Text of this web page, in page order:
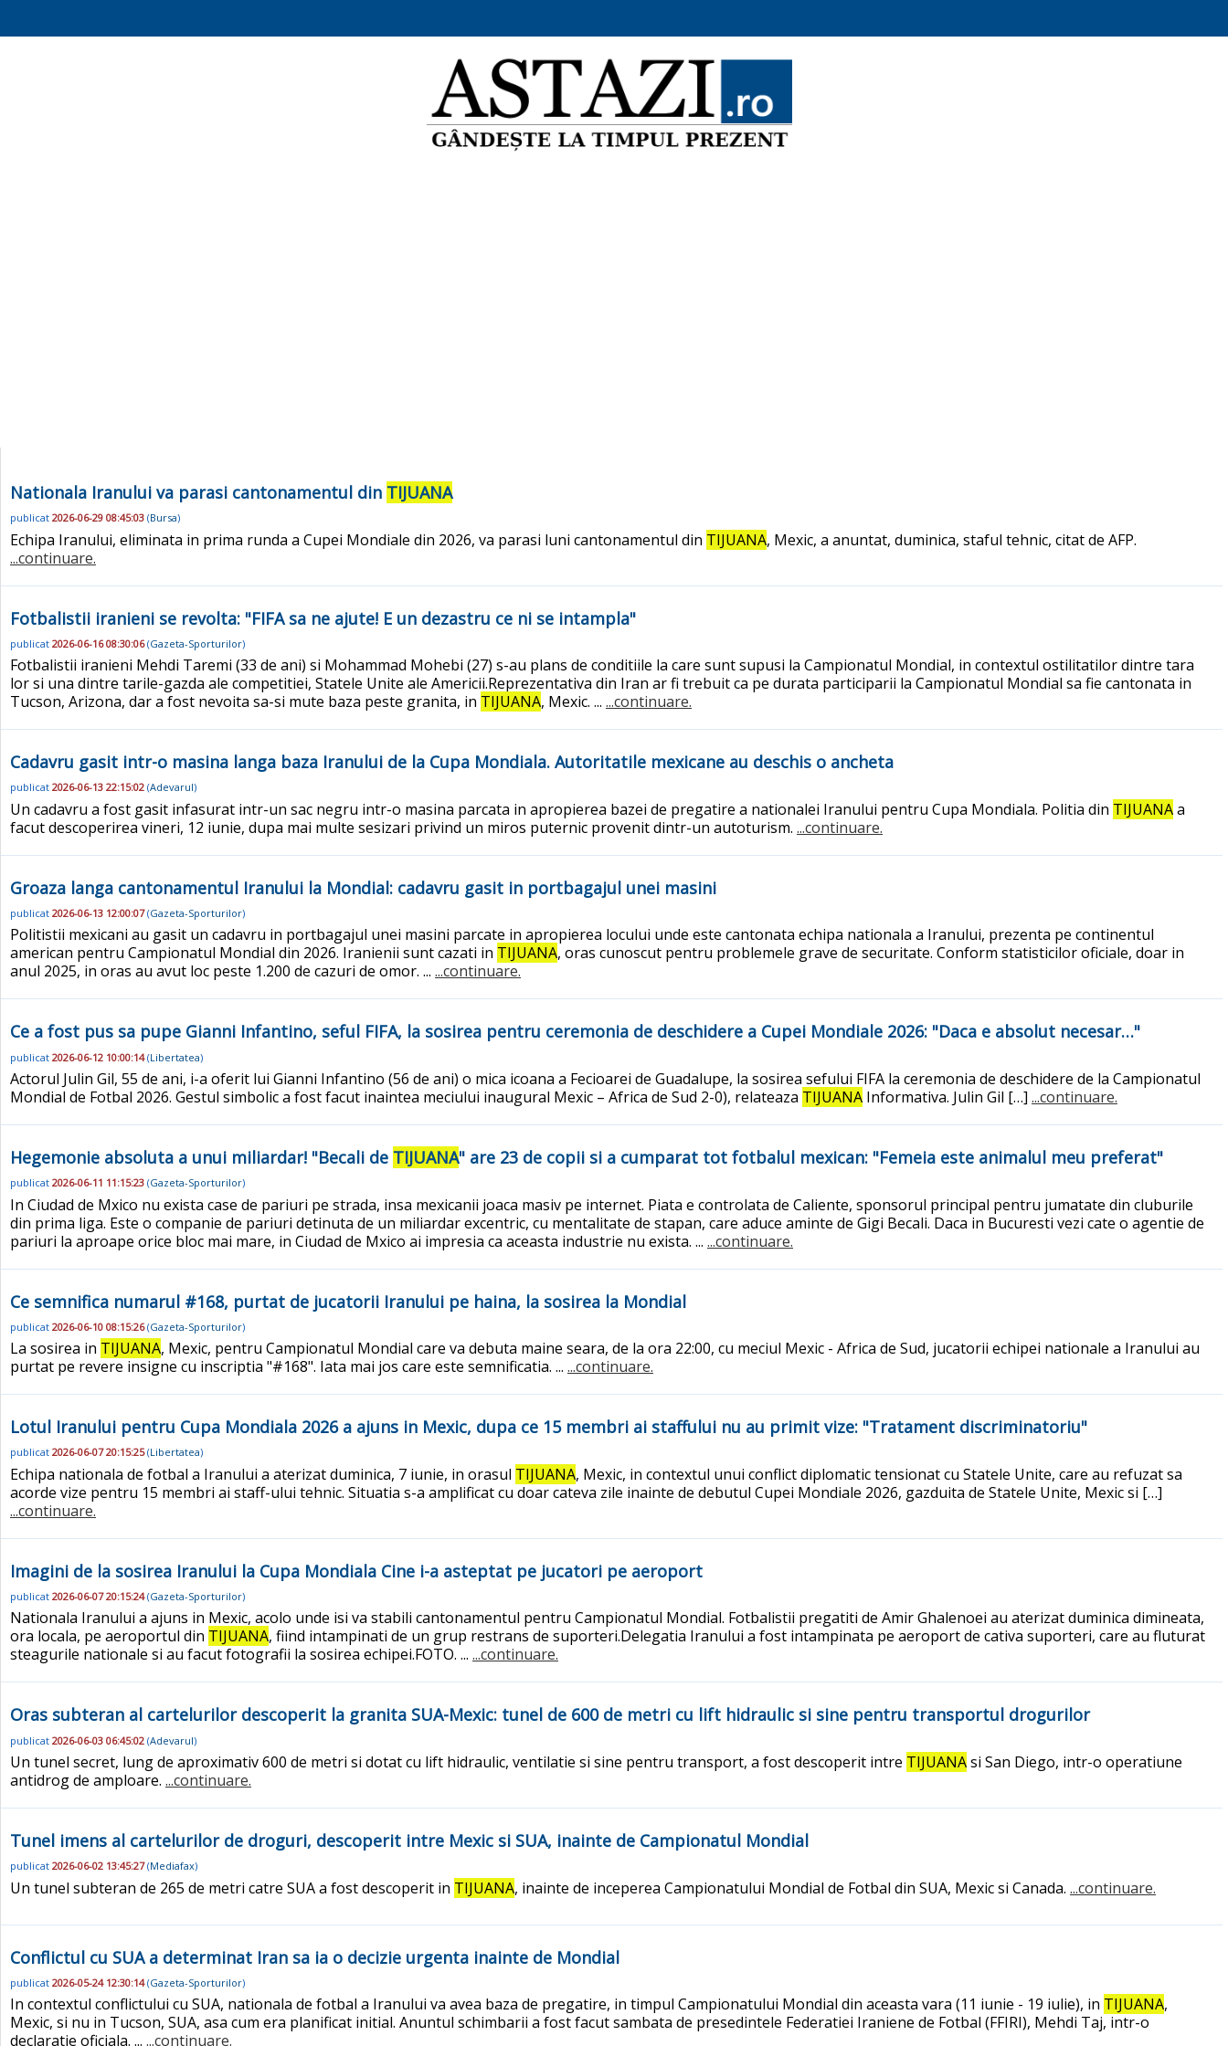
Nationala Iranului va parasi cantonamentul din TIJUANA
publicat 2026-06-29 08:45:03 (Bursa)
Echipa Iranului, eliminata in prima runda a Cupei Mondiale din 2026, va parasi luni cantonamentul din TIJUANA, Mexic, a anuntat, duminica, staful tehnic, citat de AFP.
...continuare.
Fotbalistii iranieni se revolta: "FIFA sa ne ajute! E un dezastru ce ni se intampla"
publicat 2026-06-16 08:30:06(Gazeta-Sporturilor)
Fotbalistii iranieni Mehdi Taremi (33 de ani) si Mohammad Mohebi (27) s-au plans de conditiile la care sunt supusi la Campionatul Mondial, in contextul ostilitatilor dintre tara
lor si una dintre tarile-gazda ale competitiei, Statele Unite ale Americii.Reprezentativa din Iran ar fi trebuit ca pe durata participarii la Campionatul Mondial sa fie cantonata in
Tucson, Arizona, dar a fost nevoita sa-si mute baza peste granita, in TIJUANA, Mexic. ... ...continuare.
Cadavru gasit intr-o masina langa baza Iranului de la Cupa Mondiala. Autoritatile mexicane au deschis o ancheta
publicat 2026-06-13 22:15:02 (Adevarul)
Un cadavru a fost gasit infasurat intr-un sac negru intr-o masina parcata in apropierea bazei de pregatire a nationalei Iranului pentru Cupa Mondiala. Politia din TIJUANAa
facut descoperirea vineri, 12 iunie, dupa mai multe sesizari privind un miros puternic provenit dintr-un autoturism. ...continuare.
Groaza langa cantonamentul Iranului la Mondial: cadavru gasit in portbagajul unei masini
publicat 2026-06-13 12:00:07(Gazeta-Sporturilor)
Politistii mexicani au gasit un cadavru in portbagajul unei masini parcate in apropierea locului unde este cantonata echipa nationala a Iranului, prezenta pe continentul
american pentru Campionatul Mondial din 2026. Iranienii sunt cazati in TIJUANA, oras cunoscut pentru problemele grave de securitate. Conform statisticilor oficiale, doar in
anul 2025, in oras au avut loc peste 1.200 de cazuri de omor. ... ...continuare.
Ce a fost pus sa pupe Gianni Infantino, seful FIFA, la sosirea pentru ceremonia de deschidere a Cupei Mondiale 2026: "Daca e absolut necesar…"
publicat 2026-06-12 10:00:14(Libertatea)
Actorul Julin Gil, 55 de ani, i-a oferit lui Gianni Infantino (56 de ani) o mica icoana a Fecioarei de Guadalupe, la sosirea sefului FIFA la ceremonia de deschidere de la Campionatul
Mondial de Fotbal 2026. Gestul simbolic a fost facut inaintea meciului inaugural Mexic – Africa de Sud 2-0), relateaza TIJUANA Informativa. Julin Gil […] ...continuare.
Hegemonie absoluta a unui miliardar! "Becali de TIJUANA" are 23 de copii si a cumparat tot fotbalul mexican: "Femeia este animalul meu preferat"
publicat 2026-06-11 11:15:23 (Gazeta-Sporturilor)
In Ciudad de Mxico nu exista case de pariuri pe strada, insa mexicanii joaca masiv pe internet. Piata e controlata de Caliente, sponsorul principal pentru jumatate din cluburile
din prima liga. Este o companie de pariuri detinuta de un miliardar excentric, cu mentalitate de stapan, care aduce aminte de Gigi Becali. Daca in Bucuresti vezi cate o agentie de
pariuri la aproape orice bloc mai mare, in Ciudad de Mxico ai impresia ca aceasta industrie nu exista. ... ...continuare.
Ce semnifica numarul #168, purtat de jucatorii Iranului pe haina, la sosirea la Mondial
publicat 2026-06-10 08:15:26(Gazeta-Sporturilor)
La sosirea in TIJUANA, Mexic, pentru Campionatul Mondial care va debuta maine seara, de la ora 22:00, cu meciul Mexic - Africa de Sud, jucatorii echipei nationale a Iranului au
purtat pe revere insigne cu inscriptia "#168". Iata mai jos care este semnificatia. ... ...continuare.
Lotul Iranului pentru Cupa Mondiala 2026 a ajuns in Mexic, dupa ce 15 membri ai staffului nu au primit vize: "Tratament discriminatoriu"
publicat 2026-06-07 20:15:25(Libertatea)
Echipa nationala de fotbal a Iranului a aterizat duminica, 7 iunie, in orasul TIJUANA, Mexic, in contextul unui conflict diplomatic tensionat cu Statele Unite, care au refuzat sa
acorde vize pentru 15 membri ai staff-ului tehnic. Situatia s-a amplificat cu doar cateva zile inainte de debutul Cupei Mondiale 2026, gazduita de Statele Unite, Mexic si […]
...continuare.
Imagini de la sosirea Iranului la Cupa Mondiala Cine i-a asteptat pe jucatori pe aeroport
publicat 2026-06-07 20:15:24(Gazeta-Sporturilor)
Nationala Iranului a ajuns in Mexic, acolo unde isi va stabili cantonamentul pentru Campionatul Mondial. Fotbalistii pregatiti de Amir Ghalenoei au aterizat duminica dimineata,
ora locala, pe aeroportul din TIJUANA, fiind intampinati de un grup restrans de suporteri.Delegatia Iranului a fost intampinata pe aeroport de cativa suporteri, care au fluturat
steagurile nationale si au facut fotografii la sosirea echipei.FOTO. ... ...continuare.
Oras subteran al cartelurilor descoperit la granita SUA-Mexic: tunel de 600 de metri cu lift hidraulic si sine pentru transportul drogurilor
publicat 2026-06-03 06:45:02 (Adevarul)
Un tunel secret, lung de aproximativ 600 de metri si dotat cu lift hidraulic, ventilatie si sine pentru transport, a fost descoperit intre TIJUANAsi San Diego, intr-o operatiune
antidrog de amploare. ...continuare.
Tunel imens al cartelurilor de droguri, descoperit intre Mexic si SUA, inainte de Campionatul Mondial
publicat 2026-06-02 13:45:27(Mediafax)
Un tunel subteran de 265 de metri catre SUA a fost descoperit in TIJUANA, inainte de inceperea Campionatului Mondial de Fotbal din SUA, Mexic si Canada. ...continuare.
Conflictul cu SUA a determinat Iran sa ia o decizie urgenta inainte de Mondial
publicat 2026-05-24 12:30:14(Gazeta-Sporturilor)
In contextul conflictului cu SUA, nationala de fotbal a Iranului va avea baza de pregatire, in timpul Campionatului Mondial din aceasta vara (11 iunie - 19 iulie), in TIJUANA,
Mexic, si nu in Tucson, SUA, asa cum era planificat initial. Anuntul schimbarii a fost facut sambata de presedintele Federatiei Iraniene de Fotbal (FFIRI), Mehdi Taj, intr-o
declaratie oficiala. ... ...continuare.